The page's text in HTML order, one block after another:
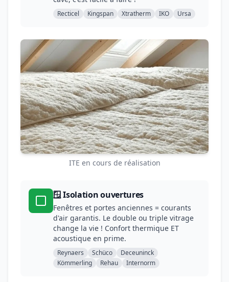
Recticel Kingspan Xtratherm IKO Ursa
ITE en cours de réalisation
🪟 Isolation ouvertures
Fenêtres et portes anciennes = courants
d'air garantis. Le double ou triple vitrage
change la vie ! Confort thermique ET
acoustique en prime.
Reynaers Schüco
Deceuninck
Kömmerling
Rehau Internorm